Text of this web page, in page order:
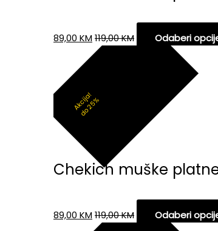
89,00 KM119,00KM Odaberi
Akcija!
do 25%
Chekich muške
89,00 KM119,00KM Odaberi